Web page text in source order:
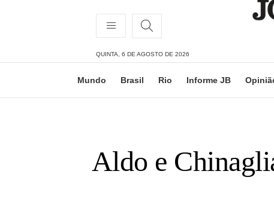
QUINTA, 6 DE AGOSTO DE 2026
Mundo Brasil Rio Informe JB
Aldo e